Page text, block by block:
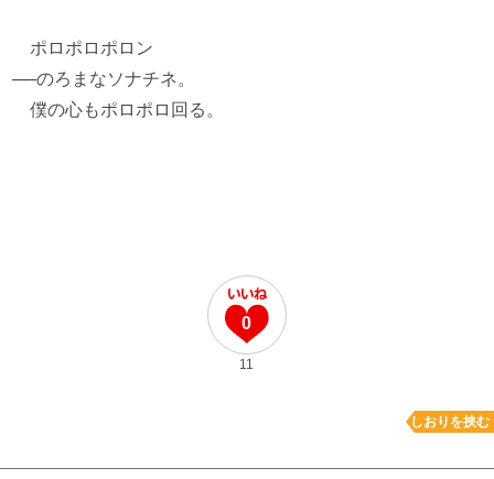
ポロポロポロン
──のろまなソナチネ。
僕の心もポロポロ回る。
0
11
しおりを挟む